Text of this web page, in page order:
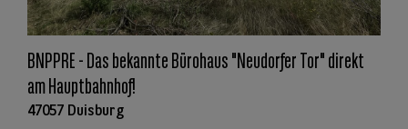
BNPPRE - Das bekannte Bürohaus "Neudorfer Tor" direkt
am Hauptbahnhof!
47057 Duisburg